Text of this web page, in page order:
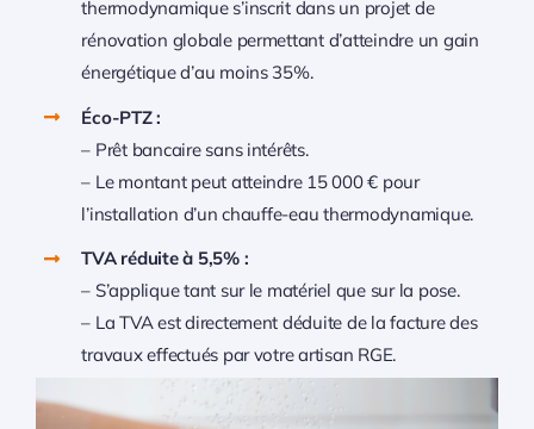
thermodynamique s’inscrit dans un projet de
rénovation globale permettant d’atteindre un gain
énergétique d’au moins 35%.
Éco-PTZ :
– Prêt bancaire sans intérêts.
– Le montant peut atteindre 15 000 € pour
l’installation d’un chauffe-eau thermodynamique.
TVA réduite à 5,5% :
– S’applique tant sur le matériel que sur la pose.
– La TVA est directement déduite de la facture des
travaux effectués par votre artisan RGE.